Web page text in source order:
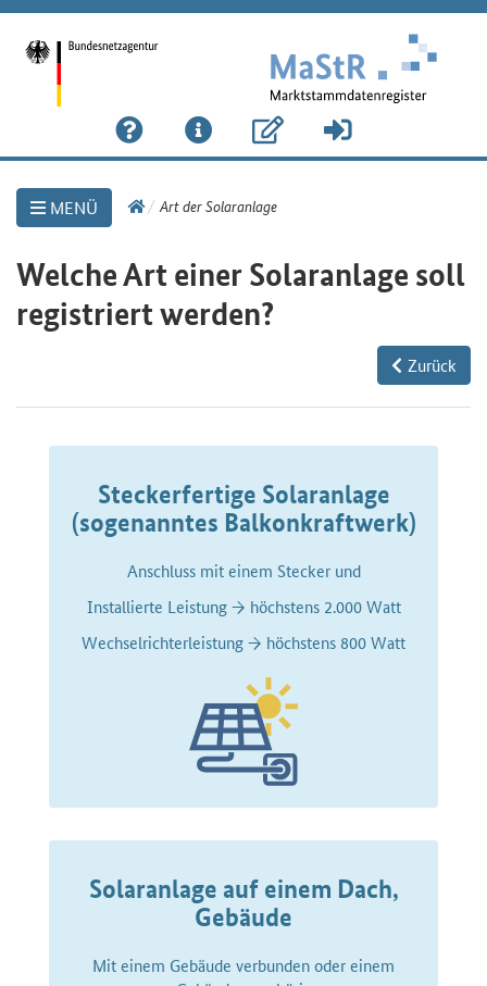
MENÜ
LinkArt der Solaranlage
Welche Art einer Solaranlage soll
registriert werden?
Zurück
Steckerfertige Solaranlage
(sogenanntes Balkonkraftwerk)
Anschluss mit einem Stecker und
Installierte Leistung → höchstens 2.000 Watt
Wechselrichterleistung → höchstens 800 Watt
Solaranlage auf einem Dach,
Gebäude
Mit einem Gebäude verbunden oder einem